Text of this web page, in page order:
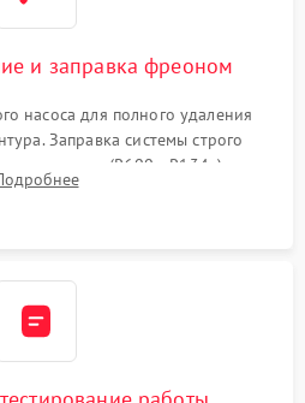
и заправка фреоном
насоса для полного удаления
Заправка системы строго
хладагента (R600a, R134a) по
рабочего давления в системе.